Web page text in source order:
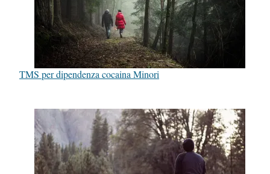
TMS per dipendenza cocaina Minori